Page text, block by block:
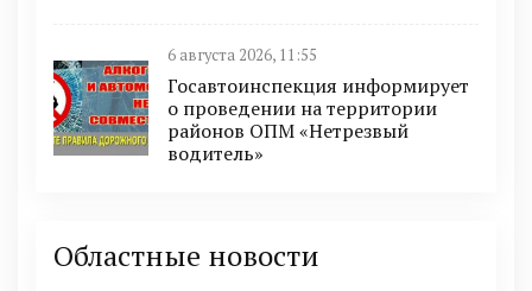
6 августа 2026, 11:55
Госавтоинспекция информирует
о проведении на территории
районов ОПМ «Нетрезвый
водитель»
Областные новости